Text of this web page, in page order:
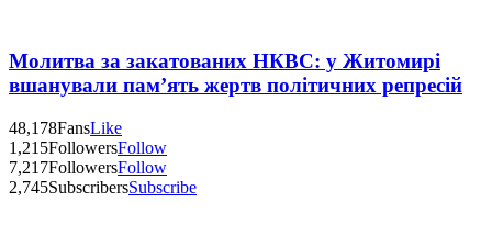
Молитва за закатованих НКВС: у Житомирі
вшанували пам’ять жертв політичних репресій
48,178FansLike
1,215FollowersFollow
7,217FollowersFollow
2,745SubscribersSubscribe